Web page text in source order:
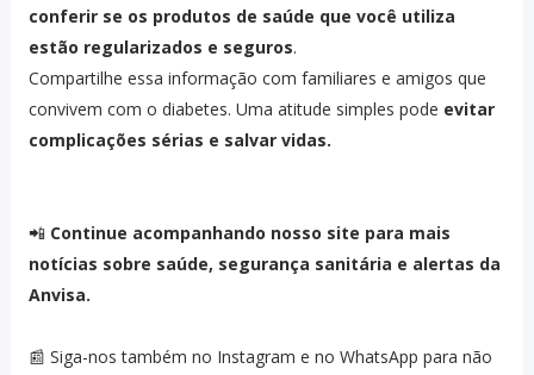
conferir se os produtos de saúde que você utiliza
estão regularizados e seguros.
Compartilhe essa informação com familiares e amigos que
convivem com o diabetes. Uma atitude simples pode evitar
complicações sérias e salvar vidas.
📲 Continue acompanhando nosso site para mais
notícias sobre saúde, segurança sanitária e alertas da
Anvisa.
📰 Siga-nos também no Instagram e no WhatsApp para não